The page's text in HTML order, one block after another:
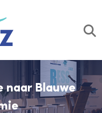
naar Blauwe